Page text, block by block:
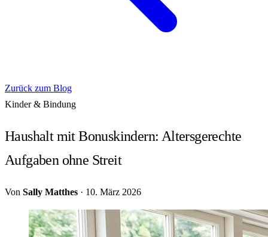
Zurück zum Blog
Kinder & Bindung
Haushalt mit Bonuskindern: Altersgerechte
Aufgaben ohne Streit
Von Sally Matthes · 10. März 2026